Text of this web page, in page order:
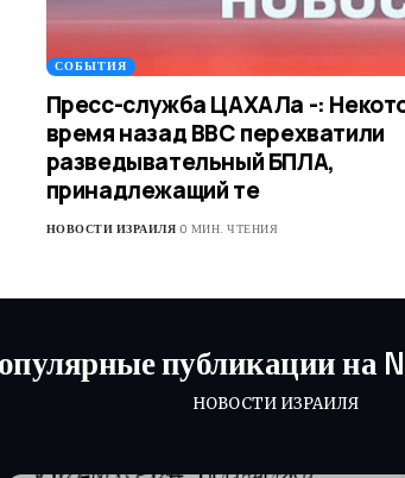
СОБЫТИЯ
Пресс-служба ЦАХАЛа -:
время назад ВВС перехватили
разведывательный БПЛА,
принадлежащий те
НОВОСТИ ИЗРАИЛЯ 0 МИН. ЧТЕНИЯ
публикации на
НОВОСТИ ИЗРАИЛЯ